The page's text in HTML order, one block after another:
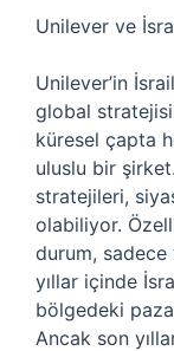
Unilever ve
Unilever’in
global
küresel çapta
uluslu bir
stratejileri,
olabiliyor.
durum, sadece
yıllar içinde
bölgedeki
Ancak son